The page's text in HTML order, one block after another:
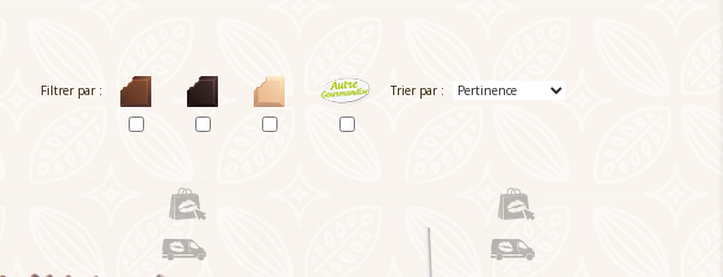
Filtrer par : Trier par :